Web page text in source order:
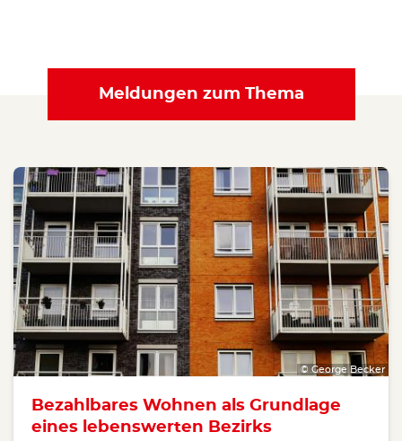
Meldungen zum Thema
© George Becker
Bezahlbares Wohnen als Grundlage
eines lebenswerten Bezirks